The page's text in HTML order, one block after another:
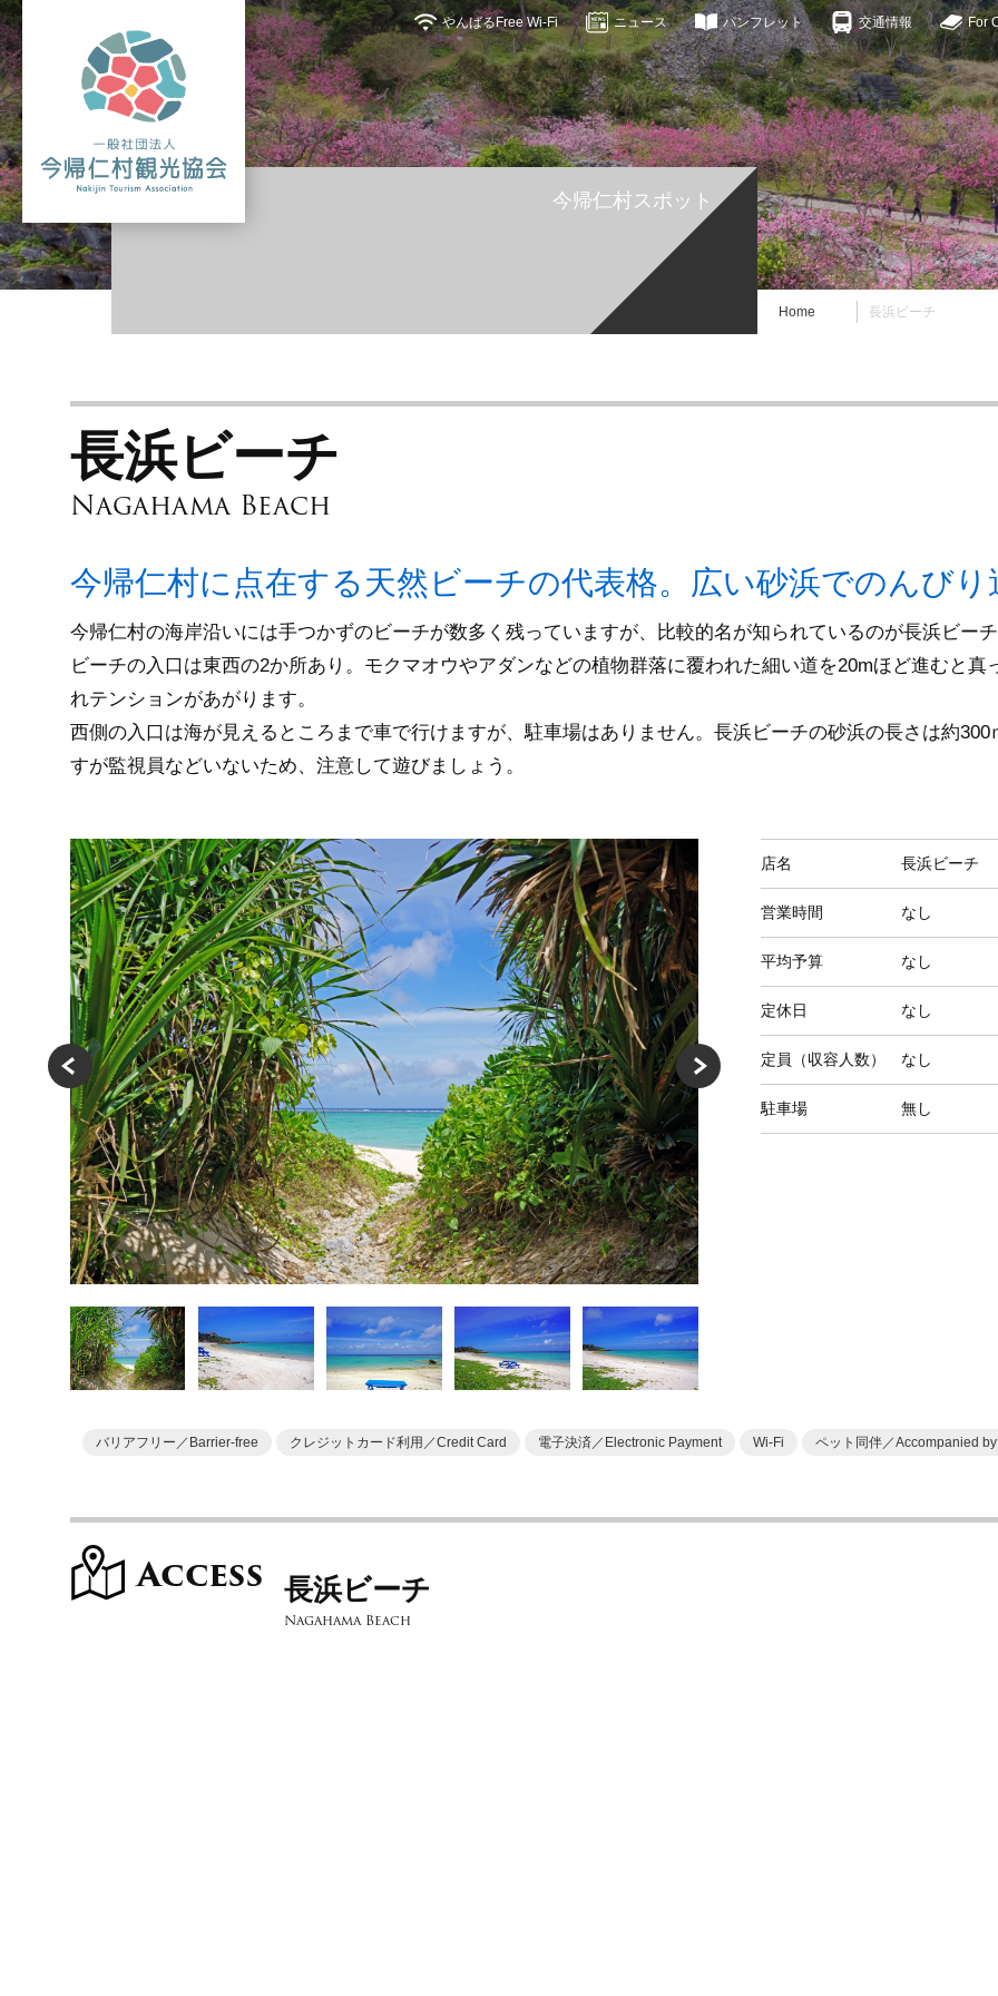
やんばるFree Wi-Fi ニュース パンフレット 交通情報 For
今帰仁村スポット
Home 長浜ビーチ
長浜ビーチ
Nagahama Beach
今帰仁村に点在する天然ビーチの代表格。広い砂浜でのんび
今帰仁村の海岸沿いには手つかずのビーチが数多く残っていますが、比較的名が知られているのが長浜ビー
ビーチの入口は東西の2か所あり。モクマオウやアダンなどの植物群落に覆われた細い道を20mほど進むと
れテンションがあがります。
西側の入口は海が見えるところまで車で行けますが、駐車場はありません。長浜ビーチの砂浜の長さは約
すが監視員などいないため、注意して遊びましょう。
店名 長浜ビーチ
営業時間 なし
平均予算 なし
定休日 なし
定員（収容人数） なし
駐車場 無し
バリアフリー／Barrier-free クレジットカード利用／Credit Card 電子決済／Electronic Payment Wi-Fi ペット同伴／Accompanied
Access 長浜ビーチ
Nagahama Beach